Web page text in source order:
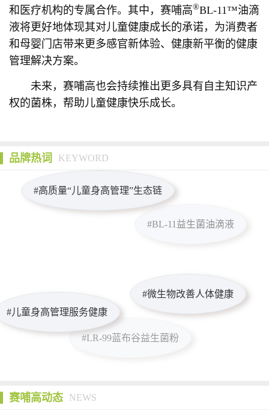
和医疗机构的专属合作。其中，赛哺高®BL-11™油滴
液将更好地体现其对儿童健康成长的承诺，为消费者
和母婴门店带来更多感官新体验、健康新平衡的健康
管理解决方案。
未来，赛哺高也会持续推出更多具有自主知识产
权的菌株，帮助儿童健康快乐成长。
品牌热词 KEYWORD
#高质量“儿童身高管理”生态链
#儿童身高管理服务健康
#微生物改善人体健康
#BL-11益生菌油滴液
#LR-99蓝布谷益生菌粉
赛哺高动态 NEWS